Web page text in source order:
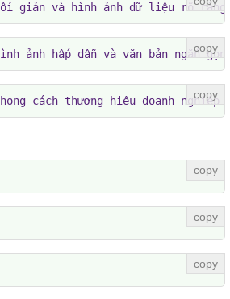
giản và hình ảnh dữ liệu rõ ràng
hấp dẫn và văn bản ngắn gọn
cách thương hiệu doanh nghiệp